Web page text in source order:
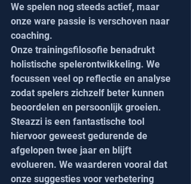
We spelen nog steeds actief, maar
onze ware passie is verschoven naar
coaching.
Onze trainingsfilosofie benadrukt
holistische spelerontwikkeling. We
focussen veel op reflectie en analyse
zodat spelers zichzelf beter kunnen
beoordelen en persoonlijk groeien.
Steazzi is een fantastische tool
hiervoor geweest gedurende de
afgelopen twee jaar en blijft
evolueren. We waarderen vooral dat
onze suggesties voor verbetering